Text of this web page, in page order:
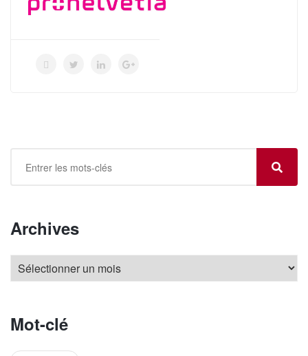
Archives
Mot-clé